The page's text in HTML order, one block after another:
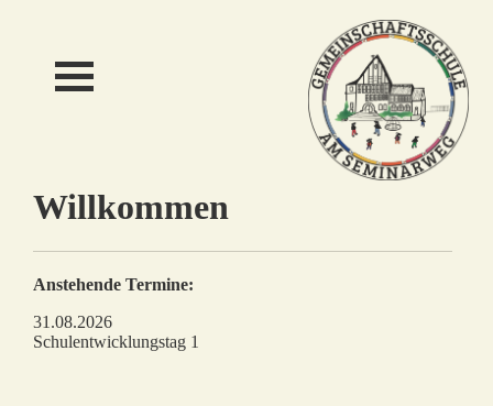
Willkommen
Anstehende Termine:
31.08.2026
Schulentwicklungstag 1